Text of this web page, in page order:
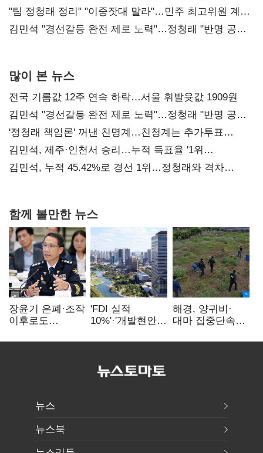
"팀 정청래 정리" "이중잣대 말라"…민주 최고위원 계파
다툼 격화
김민석 "경선갈등 완전 제로 노력"…정청래 "반명 공세
많이 본 뉴스
전국 기름값 12주 연속 하락…서울 휘발윳값 1909원
김민석 "경선갈등 완전 제로 노력"…정청래 "반명 공세
사과부터"
'정청래 책임론' 꺼낸 친명계…친청계는 추가투표
때리기
김민석, 제주·인천서 승리…누적 득표율 '1위
탈환'(종합)
김민석, 누적 45.42%로 경선 1위…정청래와 격차
함께 볼만한 뉴스
장윤기 은폐·조작
이후로도
내부비위…경찰
'FDI 실적
10%'·'개발현안
인천경제청장
해경, 양귀비·
대마 집중단속…
249명 검거
뉴스
뉴스북